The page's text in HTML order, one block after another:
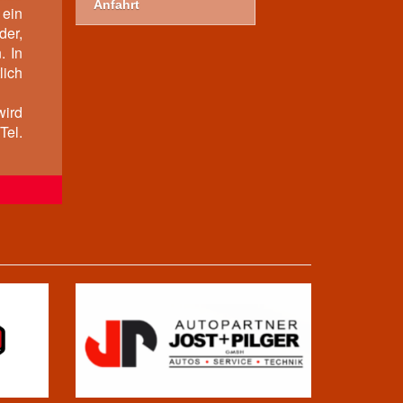
ein
In
Anfahrt